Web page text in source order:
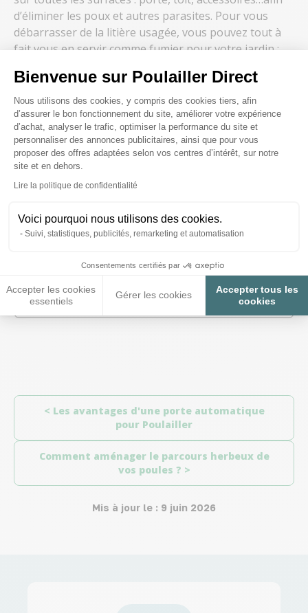
Bienvenue sur Poulailler Direct
Plateforme de Gestion du
Nous utilisons des cookies, y compris des cookies tiers, afin
d’assurer le bon fonctionnement du site, améliorer votre expérience
d’achat, analyser le trafic, optimiser la performance du site et
personnaliser des annonces publicitaires, ainsi que pour vous
proposer des offres adaptées selon vos centres d’intérêt, sur notre
site et en dehors.
Lire la politique de confidentialité
Voici pourquoi nous utilisons des cookies.
Suivi, statistiques, publicités, remarketing et automatisation
Consentements certifiés par
Accepter les cookies
essentiels
Gérer les cookies
Accepter tous les
cookies
Axeptio consent
d’éliminer les poux et autres parasites. Pour vous
débarrasser de la litière usagée, vous pouvez tout à
fait vous en servir comme fumier pour votre jardin :
La litière pour poussins, des besoins spécifiques
Pour les poussins, choisir une bonne litière est aussi
important. Et attention, ce n’est pas la même que pour
les poulaillers ! En effet, ils sont beaucoup plus
fragiles que les poules : il leur faudra donc une litière
la moins poussiéreuse possible pour éviter qu’ils aient
des problèmes respiratoires. Vous pouvez utiliser des
gratter et saliront donc très vite leur espace !
Choisissez donc plutôt des journaux que vous pouvez
déjections ainsi que les odeurs. Pensez également à
RETROUVEZ TOUTE LA LITIÈRE POUR POULAILLER À PRIX
< Les avantages d'une porte automatique
pour Poulailler
Comment aménager le parcours herbeux de
vos poules ? >
Mis à jour le : 9 juin 2026